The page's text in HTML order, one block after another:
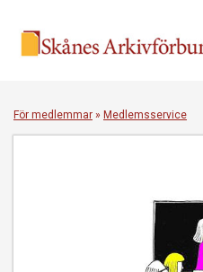
För medlemmar » Medlemsservice